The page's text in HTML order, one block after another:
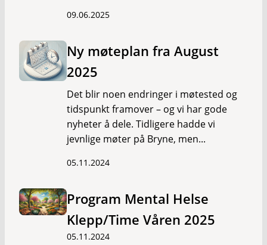
09.06.2025
Ny møteplan fra August
2025
Det blir noen endringer i møtested og
tidspunkt framover – og vi har gode
nyheter å dele. Tidligere hadde vi
jevnlige møter på Bryne, men...
05.11.2024
Program Mental Helse
Klepp/Time Våren 2025
05.11.2024